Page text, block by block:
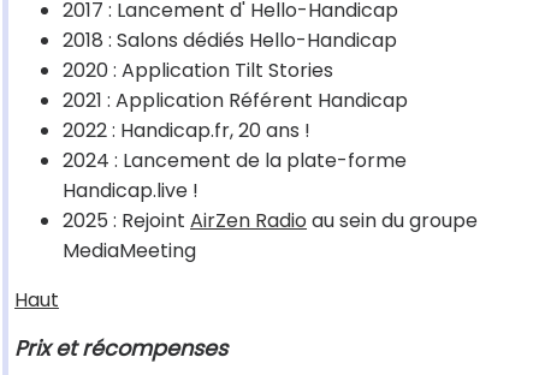
2017 : Lancement d' Hello-Handicap
2018 : Salons dédiés Hello-Handicap
2020 : Application Tilt Stories
2021 : Application Référent Handicap
2022 : Handicap.fr, 20 ans !
2024 : Lancement de la plate-forme
Handicap.live !
2025 : Rejoint AirZen Radio au sein du groupe
MediaMeeting
Haut
Prix et récompenses